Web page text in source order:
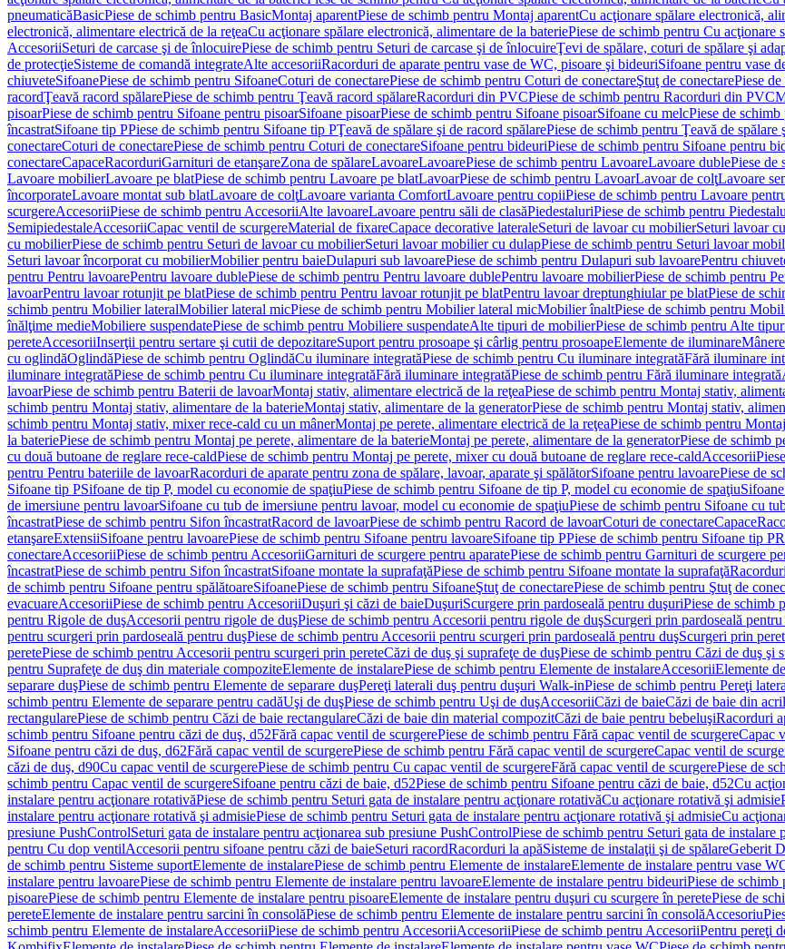
pneumaticăBasicPiese de schimb pentru BasicMontaj aparentPiese de schimb pentru Montaj aparentCu acţionare spălare electronică,
electronică, alimentare electrică de la reţeaCu acţionare spălare electronică, alimentare de la bateriePiese de schimb pentru Cu acţionare
AccesoriiSeturi de carcase şi de înlocuirePiese de schimb pentru Seturi de carcase şi de înlocuireŢevi de spălare, coturi de spălare şi
de protecţieSisteme de comandă integrateAlte accesoriiRacorduri de aparate pentru vase de WC, pisoare şi bideuriSifoane pentru vase
chiuveteSifoanePiese de schimb pentru SifoaneCoturi de conectarePiese de schimb pentru Coturi de conectareŞtuţ de conectarePiese
racordŢeavă racord spălarePiese de schimb pentru Ţeavă racord spălareRacorduri din PVCPiese de schimb pentru Racorduri din PVC
pisoarPiese de schimb pentru Sifoane pentru pisoarSifoane pisoarPiese de schimb pentru Sifoane pisoarSifoane cu melcPiese de
încastratSifoane tip PPiese de schimb pentru Sifoane tip PŢeavă de spălare şi de racord spălarePiese de schimb pentru Ţeavă de spălare
conectareCoturi de conectarePiese de schimb pentru Coturi de conectareSifoane pentru bideuriPiese de schimb pentru Sifoane pentru
conectareCapaceRacorduriGarnituri de etanşareZona de spălareLavoareLavoarePiese de schimb pentru LavoareLavoare dublePiese de
Lavoare mobilierLavoare pe blatPiese de schimb pentru Lavoare pe blatLavoarPiese de schimb pentru LavoarLavoar de colţLavoare
încorporateLavoare montat sub blatLavoare de colţLavoare varianta ComfortLavoare pentru copiiPiese de schimb pentru Lavoare
scurgereAccesoriiPiese de schimb pentru AccesoriiAlte lavoareLavoare pentru săli de clasăPiedestaluriPiese de schimb pentru
SemipiedestaleAccesoriiCapac ventil de scurgereMaterial de fixareCapace decorative lateraleSeturi de lavoar cu mobilierSeturi lavoar
cu mobilierPiese de schimb pentru Seturi de lavoar cu mobilierSeturi lavoar mobilier cu dulapPiese de schimb pentru Seturi lavoar
Seturi lavoar încorporat cu mobilierMobilier pentru baieDulapuri sub lavoarePiese de schimb pentru Dulapuri sub lavoarePentru
pentru Pentru lavoarePentru lavoare dublePiese de schimb pentru Pentru lavoare dublePentru lavoare mobilierPiese de schimb pentru
lavoarPentru lavoar rotunjit pe blatPiese de schimb pentru Pentru lavoar rotunjit pe blatPentru lavoar dreptunghiular pe blatPiese de
schimb pentru Mobilier lateralMobilier lateral micPiese de schimb pentru Mobilier lateral micMobilier înaltPiese de schimb pentru
înălţime medieMobiliere suspendatePiese de schimb pentru Mobiliere suspendateAlte tipuri de mobilierPiese de schimb pentru Alte
pereteAccesoriiInserţii pentru sertare şi cutii de depozitareSuport pentru prosoape şi cârlig pentru prosoapeElemente de iluminareMânere
cu oglindăOglindăPiese de schimb pentru OglindăCu iluminare integratăPiese de schimb pentru Cu iluminare integratăFără iluminare
iluminare integratăPiese de schimb pentru Cu iluminare integratăFără iluminare integratăPiese de schimb pentru Fără iluminare integrată
lavoarPiese de schimb pentru Baterii de lavoarMontaj stativ, alimentare electrică de la reţeaPiese de schimb pentru Montaj stativ,
schimb pentru Montaj stativ, alimentare de la baterieMontaj stativ, alimentare de la generatorPiese de schimb pentru Montaj stativ,
schimb pentru Montaj stativ, mixer rece-cald cu un mânerMontaj pe perete, alimentare electrică de la reţeaPiese de schimb pentru
la bateriePiese de schimb pentru Montaj pe perete, alimentare de la baterieMontaj pe perete, alimentare de la generatorPiese de schimb
cu două butoane de reglare rece-caldPiese de schimb pentru Montaj pe perete, mixer cu două butoane de reglare rece-caldAccesorii
pentru Pentru bateriile de lavoarRacorduri de aparate pentru zona de spălare, lavoar, aparate şi spălătorSifoane pentru lavoarePiese de
Sifoane tip PSifoane de tip P, model cu economie de spaţiuPiese de schimb pentru Sifoane de tip P, model cu economie de spaţiu
de imersiune pentru lavoarSifoane cu tub de imersiune pentru lavoar, model cu economie de spaţiuPiese de schimb pentru Sifoane cu
încastratPiese de schimb pentru Sifon încastratRacord de lavoarPiese de schimb pentru Racord de lavoarCoturi de conectareCapace
etanşareExtensiiSifoane pentru lavoarePiese de schimb pentru Sifoane pentru lavoareSifoane tip PPiese de schimb pentru Sifoane tip P
conectareAccesoriiPiese de schimb pentru AccesoriiGarnituri de scurgere pentru aparatePiese de schimb pentru Garnituri de scurgere
încastratPiese de schimb pentru Sifon încastratSifoane montate la suprafaţăPiese de schimb pentru Sifoane montate la suprafaţăRacorduri
de schimb pentru Sifoane pentru spălătoareSifoanePiese de schimb pentru SifoaneŞtuţ de conectarePiese de schimb pentru Ştuţ de
evacuareAccesoriiPiese de schimb pentru AccesoriiDuşuri şi căzi de baieDuşuriScurgere prin pardoseală pentru duşuriPiese de schimb
pentru Rigole de duşAccesorii pentru rigole de duşPiese de schimb pentru Accesorii pentru rigole de duşScurgeri prin pardoseală pentru
pentru scurgeri prin pardoseală pentru duşPiese de schimb pentru Accesorii pentru scurgeri prin pardoseală pentru duşScurgeri prin
peretePiese de schimb pentru Accesorii pentru scurgeri prin pereteCăzi de duş şi suprafeţe de duşPiese de schimb pentru Căzi de duş şi
pentru Suprafeţe de duş din materiale compoziteElemente de instalarePiese de schimb pentru Elemente de instalareAccesoriiElemente
separare duşPiese de schimb pentru Elemente de separare duşPereţi laterali duş pentru duşuri Walk-inPiese de schimb pentru Pereţi
schimb pentru Elemente de separare pentru cadăUşi de duşPiese de schimb pentru Uşi de duşAccesoriiCăzi de baieCăzi de baie din
rectangularePiese de schimb pentru Căzi de baie rectangulareCăzi de baie din material compozitCăzi de baie pentru bebeluşiRacorduri
schimb pentru Sifoane pentru căzi de duş, d52Fără capac ventil de scurgerePiese de schimb pentru Fără capac ventil de scurgereCapac
Sifoane pentru căzi de duş, d62Fără capac ventil de scurgerePiese de schimb pentru Fără capac ventil de scurgereCapac ventil de
căzi de duş, d90Cu capac ventil de scurgerePiese de schimb pentru Cu capac ventil de scurgereFără capac ventil de scurgerePiese de
schimb pentru Capac ventil de scurgereSifoane pentru căzi de baie, d52Piese de schimb pentru Sifoane pentru căzi de baie, d52Cu
instalare pentru acţionare rotativăPiese de schimb pentru Seturi gata de instalare pentru acţionare rotativăCu acţionare rotativă şi admisie
instalare pentru acţionare rotativă şi admisiePiese de schimb pentru Seturi gata de instalare pentru acţionare rotativă şi admisieCu
presiune PushControlSeturi gata de instalare pentru acţionarea sub presiune PushControlPiese de schimb pentru Seturi gata de
pentru Cu dop ventilAccesorii pentru sifoane pentru căzi de baieSeturi racordRacorduri la apăSisteme de instalaţii şi de spălareGeberit
de schimb pentru Sisteme suportElemente de instalarePiese de schimb pentru Elemente de instalareElemente de instalare pentru vase
instalare pentru lavoarePiese de schimb pentru Elemente de instalare pentru lavoareElemente de instalare pentru bideuriPiese de schimb
pisoarePiese de schimb pentru Elemente de instalare pentru pisoareElemente de instalare pentru duşuri cu scurgere în peretePiese de
pereteElemente de instalare pentru sarcini în consolăPiese de schimb pentru Elemente de instalare pentru sarcini în consolăAccesoriu
schimb pentru Elemente de instalareAccesoriiPiese de schimb pentru AccesoriiAccesoriiPiese de schimb pentru AccesoriiPentru pereţi